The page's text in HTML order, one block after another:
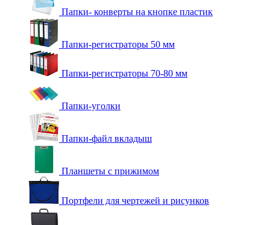
Папки- конверты на кнопке пластик
Папки-регистраторы 50 мм
Папки-регистраторы 70-80 мм
Папки-уголки
Папки-файл вкладыш
Планшеты с прижимом
Портфели для чертежей и рисунков